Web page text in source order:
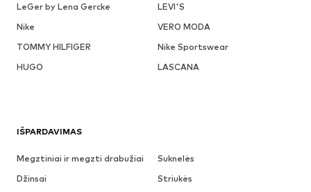
LeGer by Lena Gercke
LEVI'S
Nike
VERO MODA
TOMMY HILFIGER
Nike Sportswear
HUGO
LASCANA
IŠPARDAVIMAS
Megztiniai ir megzti drabužiai
Suknelės
Džinsai
Striukės